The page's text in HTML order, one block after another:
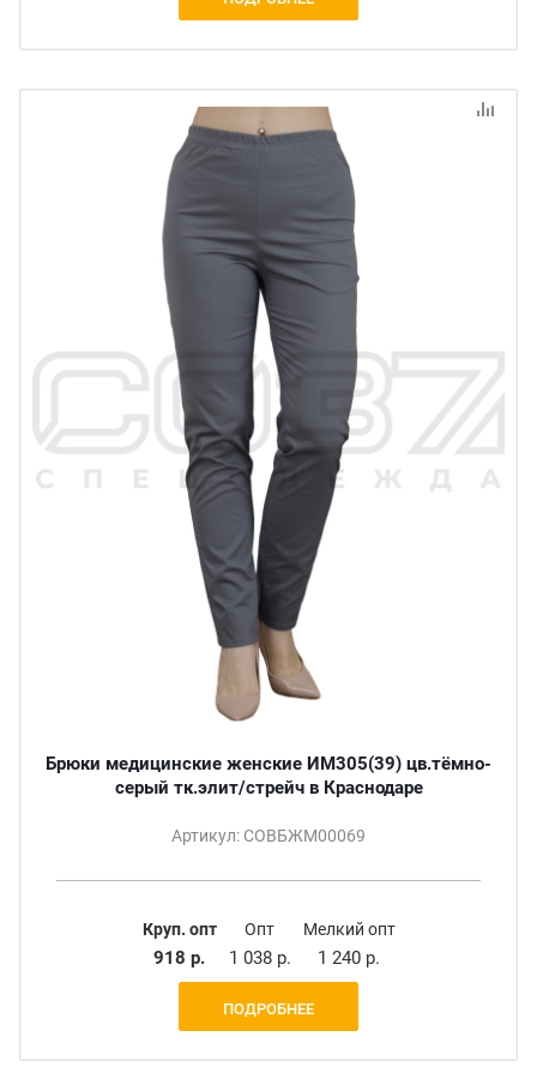
Брюки медицинские женские ИМ305(39) цв.тёмно-
серый тк.элит/стрейч в Краснодаре
Артикул: СОВБЖМ00069
Круп. опт
918 р.
Опт
1 038 р.
Мелкий опт
1 240 р.
ПОДРОБНЕЕ